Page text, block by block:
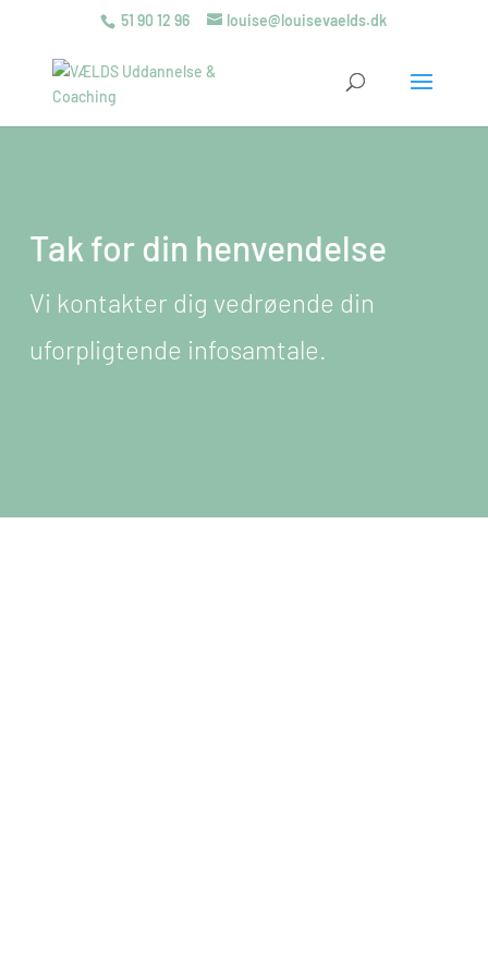
51 90 12 96 louise@louisevaelds.dk
Tak for din henvendelse
Vi kontakter dig vedrøende din
uforpligtende infosamtale.